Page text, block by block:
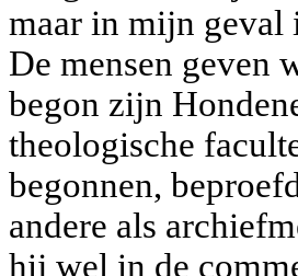
maar in mijn geval
De mensen geven
begon zijn
theologische
begonnen,
andere als
hij wel in de